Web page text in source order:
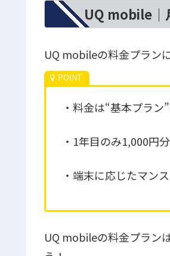
UQ mobile｜
UQ mobileの料金プラン
・料金は“基本プラ
・1年目のみ1,000円
・端末に応じたマン
UQ mobileの料金プラン